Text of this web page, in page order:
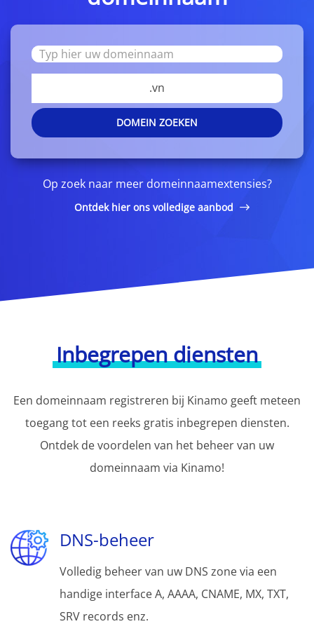
.vn
DOMEIN ZOEKEN
Op zoek naar meer domeinnaamextensies?
Ontdek hier ons volledige aanbod
Inbegrepen diensten
Een domeinnaam registreren bij Kinamo geeft meteen
toegang tot een reeks gratis inbegrepen diensten.
Ontdek de voordelen van het beheer van uw
domeinnaam via Kinamo!
DNS-beheer
Volledig beheer van uw DNS zone via een
handige interface A, AAAA, CNAME, MX, TXT,
SRV records enz.